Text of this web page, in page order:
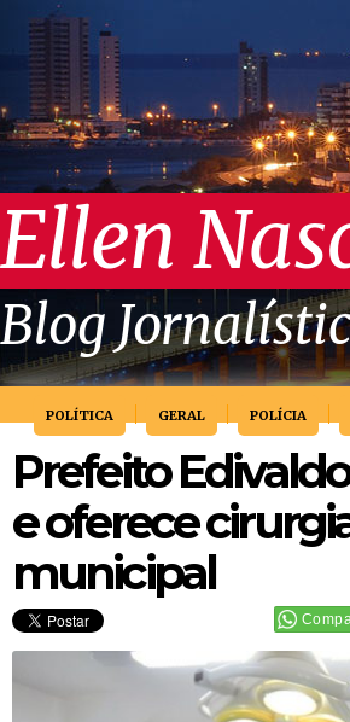
Ellen
Blog
POLÍTICA GERAL POLÍCIA
Prefeito
e oferece
municipal